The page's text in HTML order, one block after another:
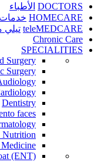
DOCTORS الأطباء
HOMECARE خدمات
teleMEDCARE تيلي
Chronic Care
SPECIALITIES
Surgery
Surgery
Dentistry
faces
(ENT)